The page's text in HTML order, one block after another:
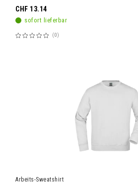
sofort lieferbar
Bewertung:
0
CHF 13.14
Arbeits-Sweatshirt